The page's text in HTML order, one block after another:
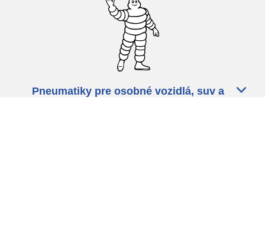
Pneumatiky pre osobné vozidlá, suv a